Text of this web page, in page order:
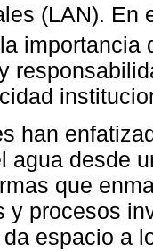
(LAN). En
importancia
han
agua desde
que
y procesos
espacio a